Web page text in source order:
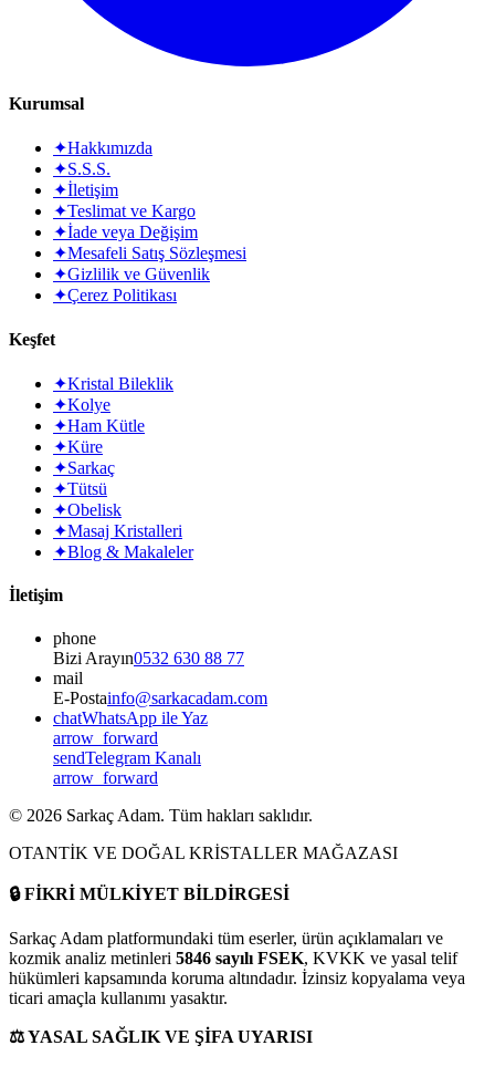
Kurumsal
✦Hakkımızda
✦S.S.S.
✦İletişim
✦Teslimat ve Kargo
✦İade veya Değişim
✦Mesafeli Satış Sözleşmesi
✦Gizlilik ve Güvenlik
✦Çerez Politikası
Keşfet
✦Kristal Bileklik
✦Kolye
✦Ham Kütle
✦Küre
✦Sarkaç
✦Tütsü
✦Obelisk
✦Masaj Kristalleri
✦Blog & Makaleler
İletişim
phone
Bizi Arayın0532 630 88 77
mail
E-Postainfo@sarkacadam.com
chatWhatsApp ile Yaz
arrow_forward
sendTelegram Kanalı
arrow_forward
© 2026 Sarkaç Adam. Tüm hakları saklıdır.
OTANTİK VE DOĞAL KRİSTALLER MAĞAZASI
🔒FİKRİ MÜLKİYET BİLDİRGESİ
Sarkaç Adam platformundaki tüm eserler, ürün açıklamaları ve
kozmik analiz metinleri 5846 sayılı FSEK, KVKK ve yasal telif
hükümleri kapsamında koruma altındadır. İzinsiz kopyalama veya
ticari amaçla kullanımı yasaktır.
⚖️YASAL SAĞLIK VE ŞİFA UYARISI